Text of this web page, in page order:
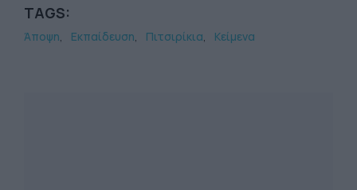
TAGS:
Άποψη Εκπαίδευση Πιτσιρίκια Κείμενα